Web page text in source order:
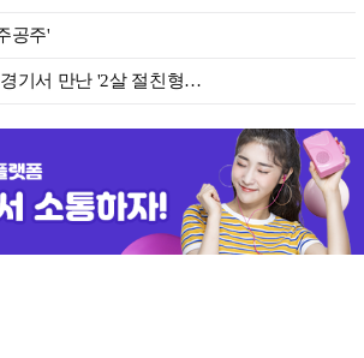
공주'
기서 만난 '2살 절친형…